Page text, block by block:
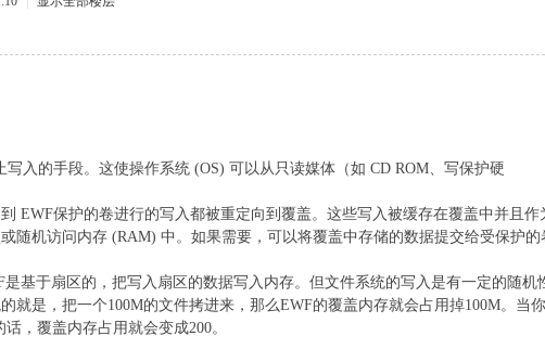
入的手段。这使操作系统 (OS) 可以从只读媒体（如 CD ROM、写保护硬
EWF保护的卷进行的写入都被重定向到覆盖。这些写入被缓存在覆盖中并且
随机访问内存 (RAM) 中。如果需要，可以将覆盖中存储的数据提交给受保护的
是基于扇区的，把写入扇区的数据写入内存。但文件系统的写入是有一定的随
就是，把一个100M的文件拷进来，那么EWF的覆盖内存就会占用掉100M。当
，覆盖内存占用就会变成200。